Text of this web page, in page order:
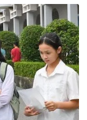
Nam
tử số 483/GP-BTTTT